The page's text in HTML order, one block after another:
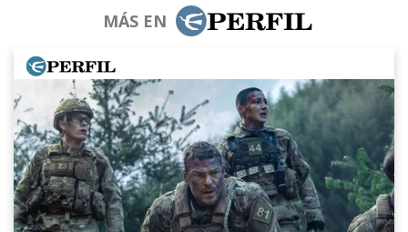
MÁS EN